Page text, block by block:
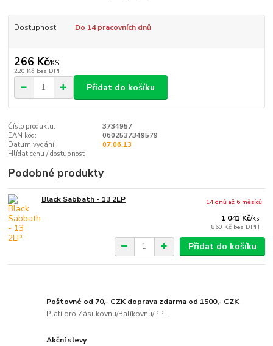
Dostupnost Do 14 pracovních dnů
266 Kč/KS
220 Kč bez DPH
Přidat do košíku
Číslo produktu:
3734957
EAN kód:
0602537349579
Datum vydání:
07.06.13
Hlídat cenu / dostupnost
Podobné produkty
Black Sabbath - 13 2LP
1 041 Kč/ks
860 Kč bez DPH
14 dnů až 6 měsíců
Přidat do košíku
Poštovné od 70,- CZK doprava zdarma od 1500,- CZK
Platí pro Zásilkovnu/Balíkovnu/PPL.
Akční slevy